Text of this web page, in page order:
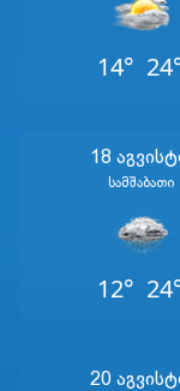
14°
18
Სამშაბათი
12°
20